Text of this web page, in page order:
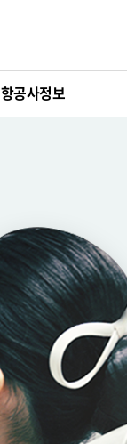
항공사정보